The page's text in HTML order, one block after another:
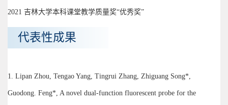
2021 吉林大学本科课堂教学质量奖“优秀奖”
代表性成果
1. Lipan Zhou, Tengao Yang, Tingrui Zhang, Zhiguang Song*,
Guodong. Feng*, A novel dual-function fluorescent probe for the